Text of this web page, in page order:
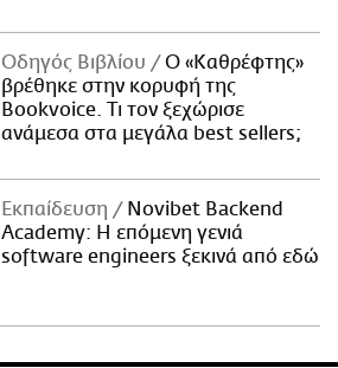
Οδηγός Βιβλίου
Ο «Καθρέφτης»
βρέθηκε στην κορυφή της
Bookvoice. Τι τον ξεχώρισε
ανάμεσα στα μεγάλα best sellers;
Εκπαίδευση
Novibet Backend
Academy: Η επόμενη γενιά
software engineers ξεκινά από εδώ